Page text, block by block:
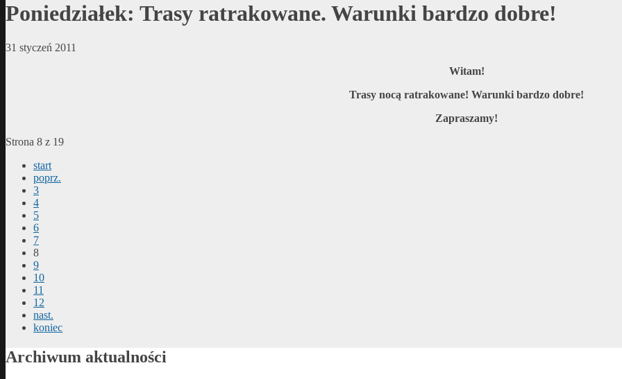
Poniedziałek: Trasy ratrakowane. Warunki bardzo dobre!
31 styczeń 2011
Witam!
Trasy nocą ratrakowane! Warunki bardzo dobre!
Zapraszamy!
Strona 8 z 19
start
poprz.
3
4
5
6
7
8
9
10
11
12
nast.
koniec
Archiwum aktualności